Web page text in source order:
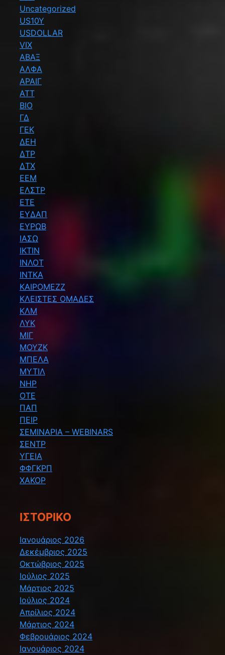
Uncategorized
US10Y
USDOLLAR
VIX
ΑΒΑΞ
ΑΛΦΑ
ΑΡΑΙΓ
ΑΤΤ
ΒΙΟ
ΓΔ
ΓΕΚ
ΔΕΗ
ΔΤΡ
ΔΤΧ
ΕΕΜ
ΕΛΣΤΡ
ΕΤΕ
ΕΥΔΑΠ
ΕΥΡΩΒ
ΙΑΣΩ
ΙΚΤΙΝ
ΙΝΛΟΤ
ΙΝΤΚΑ
ΚΑΙΡΟΜΕΖΖ
ΚΛΕΙΣΤΕΣ ΟΜΑΔΕΣ
ΚΛΜ
ΛΥΚ
ΜΙΓ
ΜΟΥΖΚ
ΜΠΕΛΑ
ΜΥΤΙΛ
ΝΗΡ
ΟΤΕ
ΠΑΠ
ΠΕΙΡ
ΣΕΜΙΝΑΡΙΑ – WEBINARS
ΣΕΝΤΡ
ΥΓΕΙΑ
ΦΦΓΚΡΠ
ΧΑΚΟΡ
ΙΣΤΟΡΙΚΌ
Ιανουάριος 2026
Δεκέμβριος 2025
Οκτώβριος 2025
Ιούλιος 2025
Μάρτιος 2025
Ιούλιος 2024
Απρίλιος 2024
Μάρτιος 2024
Φεβρουάριος 2024
Ιανουάριος 2024